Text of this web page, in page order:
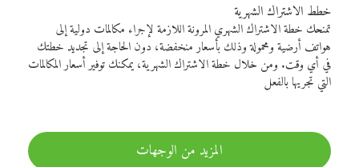
خطط الاشتراك الشهرية
تمنحك خطة الاشتراك الشهري المرونة اللازمة لإجراء مكالمات دولية إلى
هواتف أرضية ومحمولة وذلك بأسعار منخفضة، دون الحاجة إلى تجديد خطتك
في أي وقت. ومن خلال خطة الاشتراك الشهرية، يمكنك توفير أسعار المكالمات
التي تجريها بالفعل
المزيد من الوجهات